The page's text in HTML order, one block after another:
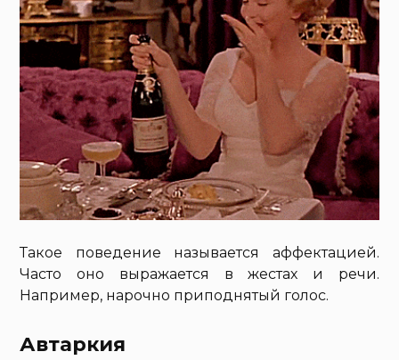
Такое поведение называется аффектацией.
Часто оно выражается в жестах и речи.
Например, нарочно приподнятый голос.
Автаркия